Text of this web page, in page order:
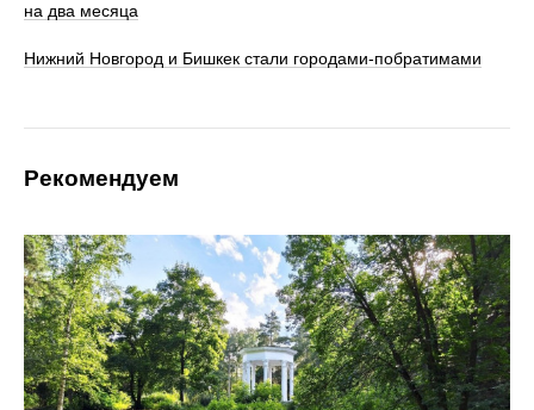
на два месяца
Нижний Новгород и Бишкек стали городами-побратимами
Рекомендуем